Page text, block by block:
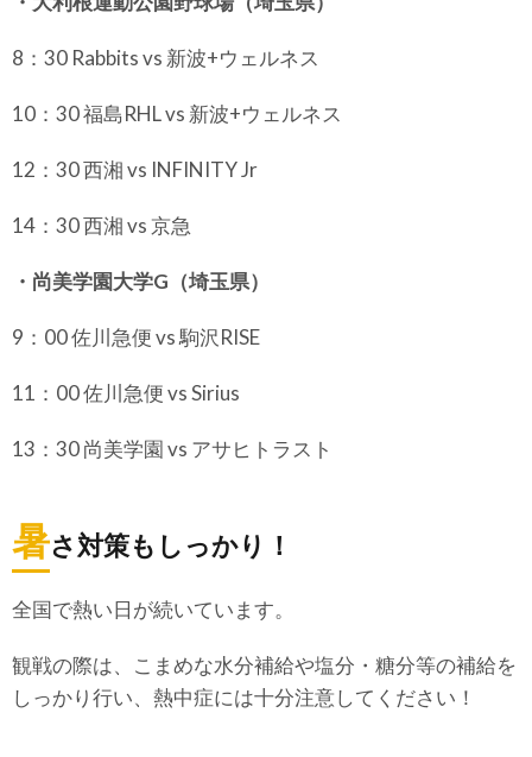
8：30 Rabbits vs 新波+ウェルネス
10：30 福島RHL vs 新波+ウェルネス
12：30 西湘 vs INFINITY Jr
14：30 西湘 vs 京急
・尚美学園大学G（埼玉県）
9：00 佐川急便 vs 駒沢RISE
11：00 佐川急便 vs Sirius
13：30 尚美学園 vs アサヒトラスト
暑さ対策もしっかり！
全国で熱い日が続いています。
観戦の際は、こまめな水分補給や塩分・糖分等の補給を
しっかり行い、熱中症には十分注意してください！